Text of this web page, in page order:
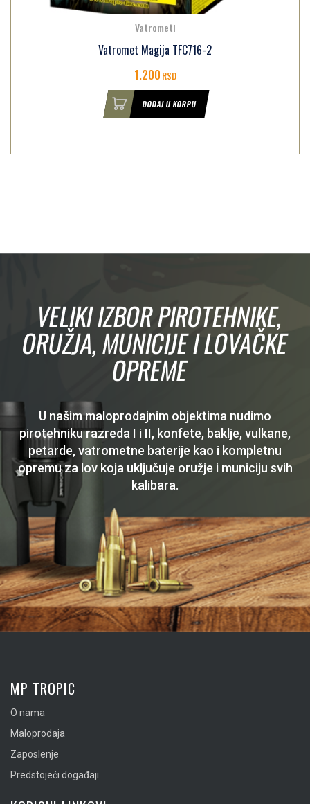
Vatrometi
Vatromet Magija TFC716-2
1.200RSD
DODAJ U KORPU
VELIKI IZBOR PIROTEHNIKE,
ORUŽJA, MUNICIJE I LOVAČKE
OPREME
U našim maloprodajnim objektima nudimo
pirotehniku razreda I i II, konfete, baklje, vulkane,
petarde, vatrometne baterije kao i kompletnu
opremu za lov koja uključuje oružje i municiju svih
kalibara.
MP TROPIC
O nama
Maloprodaja
Zaposlenje
Predstojeći događaji